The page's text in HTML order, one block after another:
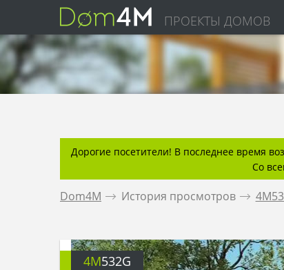
ПРОЕКТЫ ДОМОВ
Дорогие посетители! В последнее время
Со
Dom4M . История просмотров .
4M532G